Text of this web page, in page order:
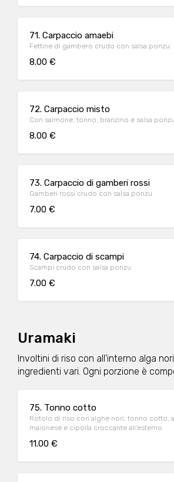
71. Carpaccio amaebi
Fettine di gambero crudo con salsa ponzu
8.00 €
72. Carpaccio misto
Con salmone, tonno, branzino e salsa ponzu
8.00 €
73. Carpaccio di gamberi rossi
Gamberi rossi crudo con salsa ponzu
7.00 €
74. Carpaccio di scampi
Scampi crudo con salsa ponzu
7.00 €
Uramaki
Involtini di riso con all'interno alga
ingredienti vari. Ogni porzione è
75. Tonno cotto
Rotolo di riso con alghe nori, tonno cotto,
maionese e cipolla croccante all’esterno
11.00 €